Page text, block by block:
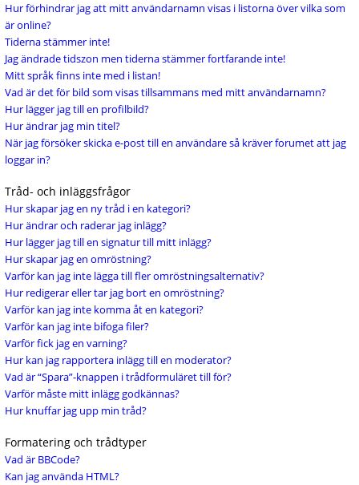
Hur förhindrar jag att mitt användarnamn visas i listorna över vilka som
är online?
Tiderna stämmer inte!
Jag ändrade tidszon men tiderna stämmer fortfarande inte!
Mitt språk finns inte med i listan!
Vad är det för bild som visas tillsammans med mitt användarnamn?
Hur lägger jag till en profilbild?
Hur ändrar jag min titel?
När jag försöker skicka e-post till en användare så kräver forumet att jag
loggar in?
Tråd- och inläggsfrågor
Hur skapar jag en ny tråd i en kategori?
Hur ändrar och raderar jag inlägg?
Hur lägger jag till en signatur till mitt inlägg?
Hur skapar jag en omröstning?
Varför kan jag inte lägga till fler omröstningsalternativ?
Hur redigerar eller tar jag bort en omröstning?
Varför kan jag inte komma åt en kategori?
Varför kan jag inte bifoga filer?
Varför fick jag en varning?
Hur kan jag rapportera inlägg till en moderator?
Vad är “Spara”-knappen i trådformuläret till för?
Varför måste mitt inlägg godkännas?
Hur knuffar jag upp min tråd?
Formatering och trådtyper
Vad är BBCode?
Kan jag använda HTML?